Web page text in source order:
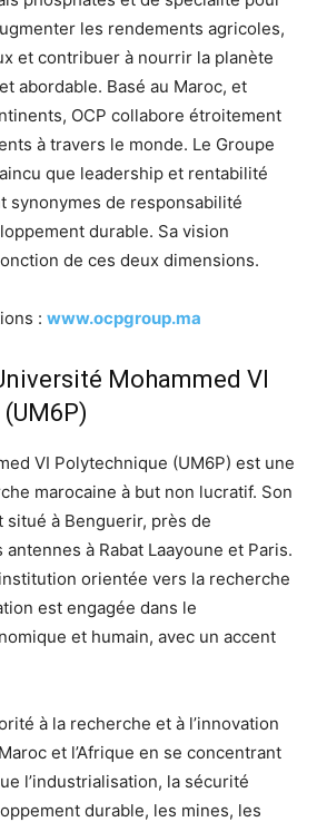
les rendements agricoles,
et contribuer à nourrir la planète
abordable. Basé au Maroc, et
OCP collabore étroitement
à travers le monde. Le Groupe
que leadership et rentabilité
synonymes de responsabilité
durable. Sa vision
de ces deux dimensions.
: www.ocpgroup.ma
Mohammed VI
VI Polytechnique (UM6P) est une
marocaine à but non lucratif. Son
situé à Benguerir, près de
à Rabat Laayoune et Paris.
orientée vers la recherche
est engagée dans le
et humain, avec un accent
à la recherche et à l’innovation
et l’Afrique en se concentrant
l’industrialisation, la sécurité
durable, les mines, les